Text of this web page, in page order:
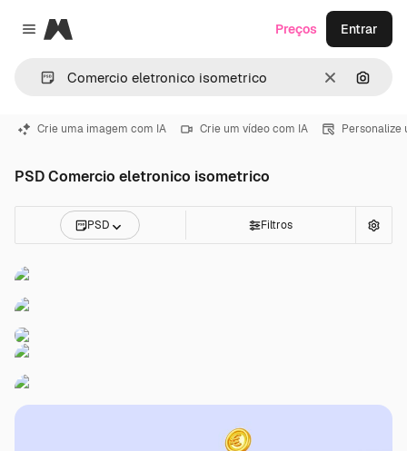
Close menu
Magnific
Limpar
Preços Entrar
Crie uma imagem com IA Crie um vídeo com IA Personalize
PSD Comercio eletronico isometrico
PSD Filtros